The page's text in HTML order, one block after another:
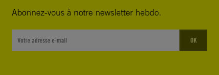
Abonnez-vous à notre newsletter hebdo.
OK